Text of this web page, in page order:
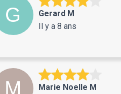
Gerard M
Il y a 8 ans
Marie Noelle M